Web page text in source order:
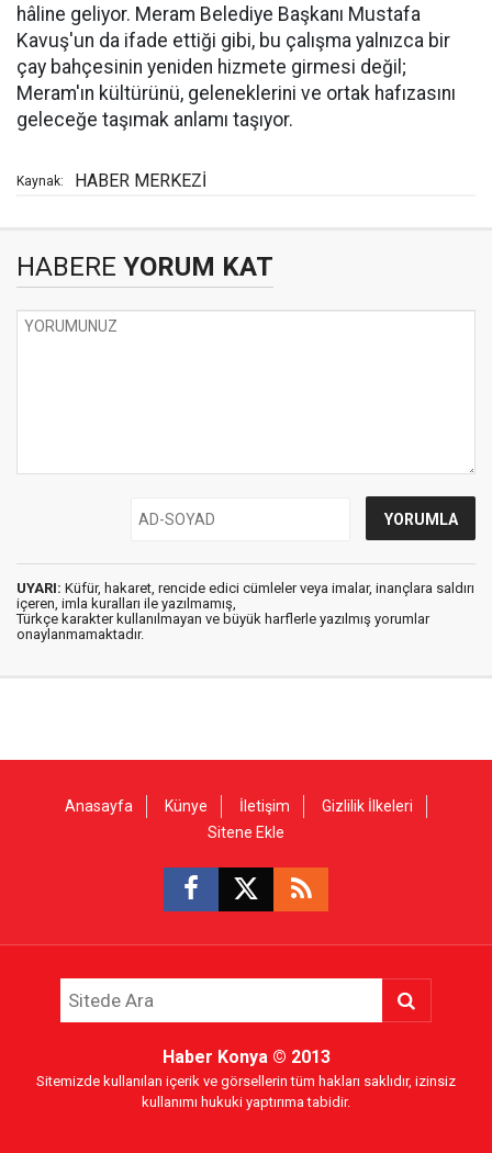
hâline geliyor. Meram Belediye Başkanı Mustafa
Kavuş'un da ifade ettiği gibi, bu çalışma yalnızca bir
çay bahçesinin yeniden hizmete girmesi değil;
Meram'ın kültürünü, geleneklerini ve ortak hafızasını
geleceğe taşımak anlamı taşıyor.
Kaynak: HABER MERKEZİ
HABERE YORUM KAT
UYARI: Küfür, hakaret, rencide edici cümleler veya imalar, inançlara saldırı
içeren, imla kuralları ile yazılmamış,
Türkçe karakter kullanılmayan ve büyük harflerle yazılmış yorumlar
onaylanmamaktadır.
Anasayfa Künye İletişim
Gizlilik İlkeleri
Sitene Ekle
Haber Konya© 2013
Sitemizde kullanılan içerik ve görsellerin tüm hakları saklıdır, izinsiz
kullanımı hukuki yaptırıma tabidir.